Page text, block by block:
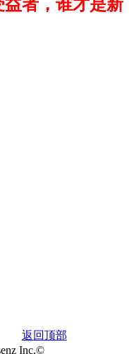
者，谁才是新
返回顶部
Inc.©